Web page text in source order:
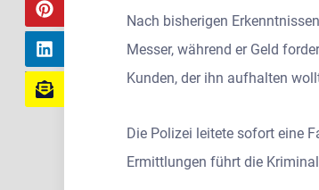
Nach bisherigen
Messer, während er Geld
Kunden, der ihn aufhalten
Die Polizei leitete sofort eine
Ermittlungen führt die